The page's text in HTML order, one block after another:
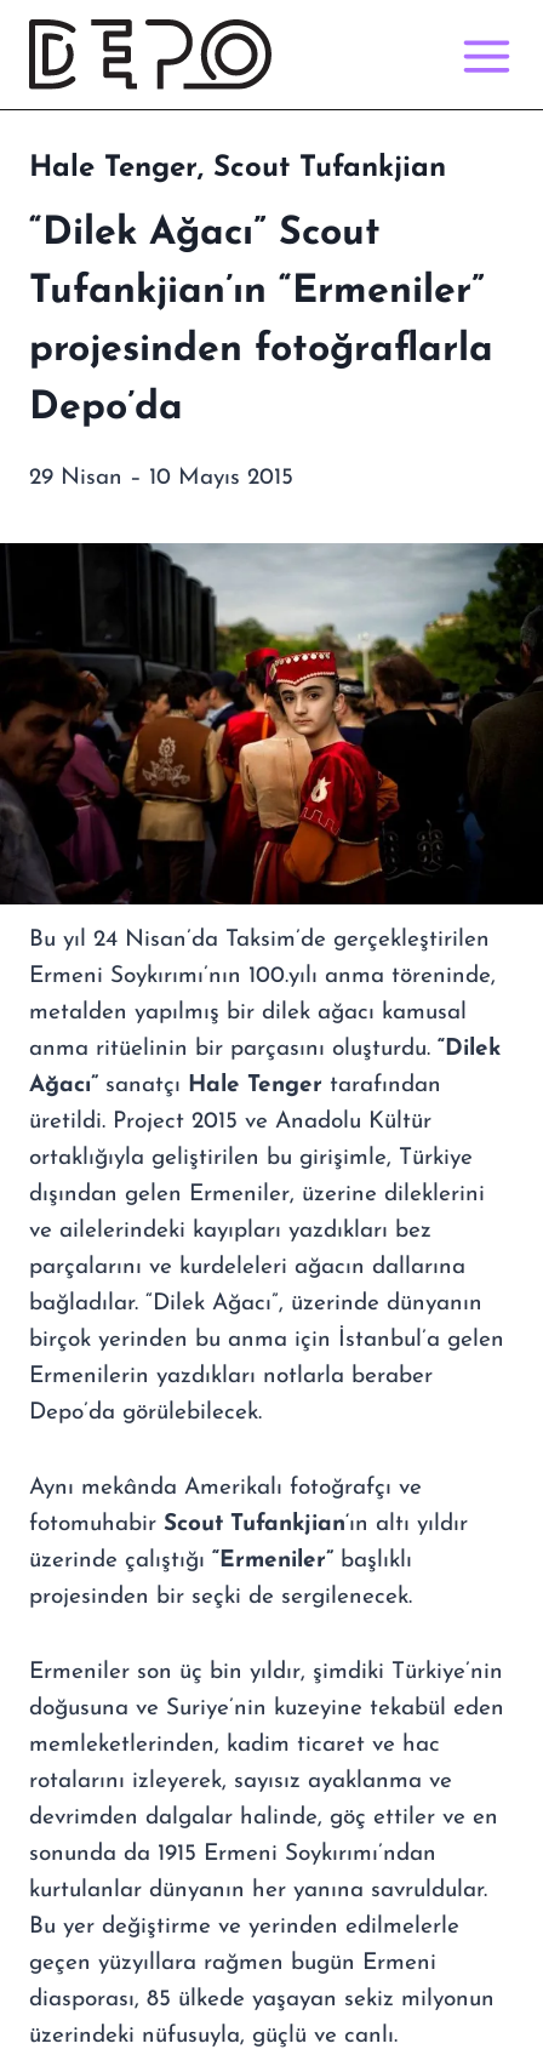
Skip
content
Hale Tenger, Scout Tufankjian
“Dilek Ağacı” Scout
Tufankjian’ın “Ermeniler”
projesinden fotoğraflarla
Depo’da
29 Nisan – 10 Mayıs 2015
Bu yıl 24 Nisan’da Taksim’de gerçekleştirilen
Ermeni Soykırımı’nın 100.yılı anma töreninde,
metalden yapılmış bir dilek ağacı kamusal
anma ritüelinin bir parçasını oluşturdu.
“Dilek
Ağacı” sanatçı Hale Tenger tarafından
üretildi. Project 2015 ve Anadolu Kültür
ortaklığıyla geliştirilen bu girişimle, Türkiye
dışından gelen Ermeniler, üzerine dileklerini
ve ailelerindeki kayıpları yazdıkları bez
parçalarını ve kurdeleleri ağacın dallarına
bağladılar. “Dilek Ağacı”, üzerinde dünyanın
birçok yerinden bu anma için İstanbul’a gelen
Ermenilerin yazdıkları notlarla beraber
Depo’da görülebilecek.
Aynı mekânda Amerikalı fotoğrafçı ve
fotomuhabir Scout Tufankjian ‘ın altı yıldır
üzerinde çalıştığı
“Ermeniler” başlıklı
projesinden bir seçki de sergilenecek.
Ermeniler son üç bin yıldır, şimdiki Türkiye’nin
doğusuna ve Suriye’nin kuzeyine tekabül eden
memleketlerinden, kadim ticaret ve hac
rotalarını izleyerek, sayısız ayaklanma ve
devrimden dalgalar halinde, göç ettiler ve en
sonunda da 1915 Ermeni Soykırımı’ndan
kurtulanlar dünyanın her yanına savruldular.
Bu yer değiştirme ve yerinden edilmelerle
geçen yüzyıllara rağmen bugün Ermeni
diasporası, 85 ülkede yaşayan sekiz milyonun
üzerindeki nüfusuyla, güçlü ve canlı.